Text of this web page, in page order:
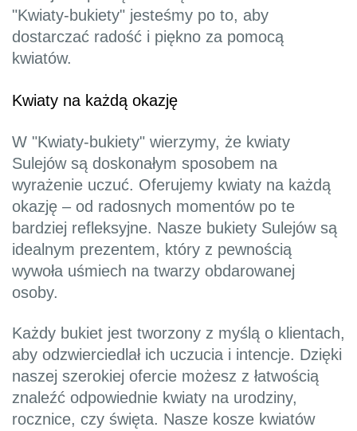
"Kwiaty-bukiety" jesteśmy po to, aby
dostarczać radość i piękno za pomocą
kwiatów.
Kwiaty na każdą okazję
W "Kwiaty-bukiety" wierzymy, że kwiaty
Sulejów są doskonałym sposobem na
wyrażenie uczuć. Oferujemy kwiaty na każdą
okazję – od radosnych momentów po te
bardziej refleksyjne. Nasze bukiety Sulejów są
idealnym prezentem, który z pewnością
wywoła uśmiech na twarzy obdarowanej
osoby.
Każdy bukiet jest tworzony z myślą o klientach,
aby odzwierciedlał ich uczucia i intencje. Dzięki
naszej szerokiej ofercie możesz z łatwością
znaleźć odpowiednie kwiaty na urodziny,
rocznice, czy święta. Nasze kosze kwiatów